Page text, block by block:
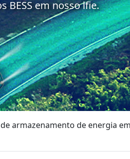
BESS em nosso lfie.
armazenamento de energia